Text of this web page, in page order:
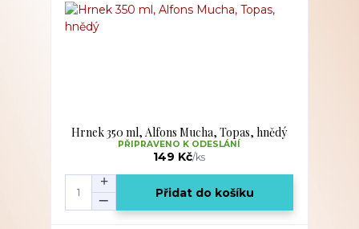
Hrnek 350 ml, Alfons Mucha, Topas, hnědý
149 Kč/ks
PŘIPRAVENO K ODESLÁNÍ
Přidat do košíku